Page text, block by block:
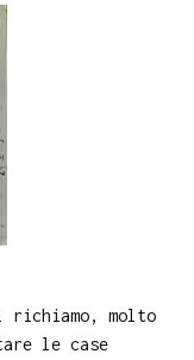
richiamo, molto
le case